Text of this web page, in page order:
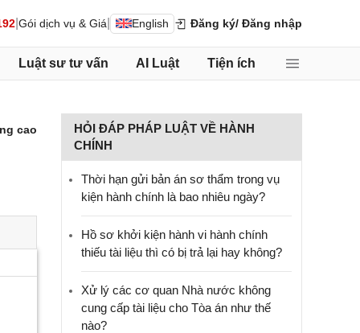
Gói dịch vụ & Giá English Đăng ký/ Đăng nhập
Luật sư tư vấn AI Luật Tiện ích
cao
HỎI ĐÁP PHÁP LUẬT VỀ HÀNH
CHÍNH
Thời hạn gửi bản án sơ thẩm trong vụ
kiện hành chính là bao nhiêu ngày?
Hồ sơ khởi kiện hành vi hành chính
thiếu tài liệu thì có bị trả lại hay không?
Xử lý các cơ quan Nhà nước không
cung cấp tài liệu cho Tòa án như thế
nào?